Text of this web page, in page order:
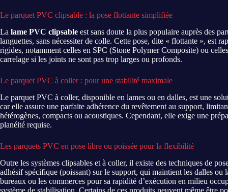
Le parquet PVC clipsable : la pose flottante simplifiée
La lame PVC clipsable est sans doute la plus populaire auprès des
languettes, sans nécessiter de colle. Cette pose, dite « flottante », est
rigides, notamment celles en SPC (Stone Polymer Composite) ou
carrelage si les joints ne sont pas trop larges ou profonds.
Le parquet PVC à coller : pour une stabilité maximale
Le parquet PVC à coller, disponible en lames ou en dalles, est une
car elle assure une parfaite adhérence du revêtement au support,
hétérogènes, compacts ou acoustiques. Cependant, elle exige une
planéité requise.
Les parquets PVC en pose libre ou poissée pour la flexibilité
Outre les systèmes clipsables et à coller, il existe des techniques de
adhésif spécifique (poissant) sur le support, qui maintient les dalles ou
bureaux ou les commerces pour sa rapidité d’exécution en milieu
système de stabilisation. Certains de ces produits peuvent même être